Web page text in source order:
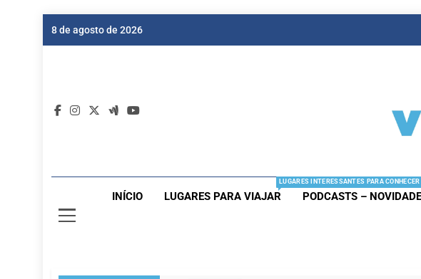
8 de agosto de 2026
INÍCIO LUGARES PARA VIAJAR
LUGARES INTERESSANTES PARA CONHECER
PODCASTS –